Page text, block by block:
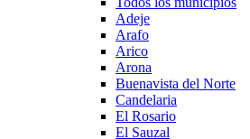
Adeje
Arafo
Arico
Arona
Buenavista del Norte
Candelaria
El Rosario
El Sauzal